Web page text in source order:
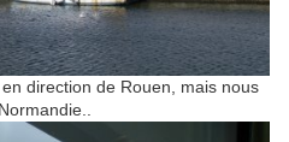
direction de Rouen, mais nous